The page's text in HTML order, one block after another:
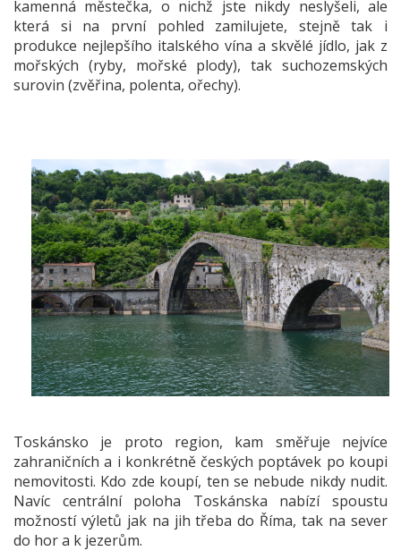
kamenná městečka, o nichž jste nikdy neslyšeli, ale
která si na první pohled zamilujete, stejně tak i
produkce nejlepšího italského vína a skvělé jídlo, jak z
mořských (ryby, mořské plody), tak suchozemských
surovin (zvěřina, polenta, ořechy).
Toskánsko je proto region, kam směřuje nejvíce
zahraničních a i konkrétně českých poptávek po koupi
nemovitosti. Kdo zde koupí, ten se nebude nikdy nudit.
Navíc centrální poloha Toskánska nabízí spoustu
možností výletů jak na jih třeba do Říma, tak na sever
do hor a k jezerům.